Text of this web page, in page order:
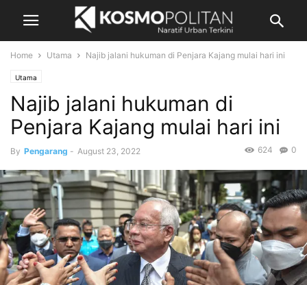
Home Utama Najib jalani hukuman di Penjara Kajang mulai hari ini
Utama
Najib jalani hukuman di
Penjara Kajang mulai hari ini
By Pengarang - August 23, 2022 0
624